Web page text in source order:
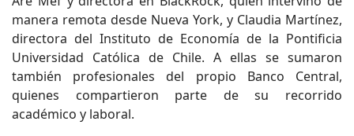
manera remota desde Nueva York, y Claudia Martínez,
directora del Instituto de Economía de la Pontificia
Universidad Católica de Chile. A ellas se sumaron
también profesionales del propio Banco Central,
quienes compartieron parte de su recorrido
académico y laboral.